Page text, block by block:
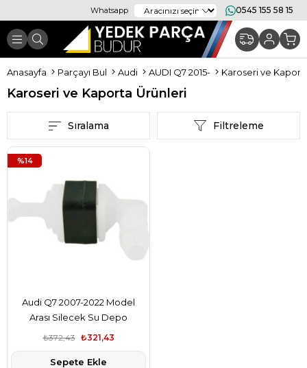
Whatsapp 0545 155 58 15
Anasayfa Parçayı Bul Audi AUDI Q7 2015- Karoseri ve
Karoseri ve Kaporta Ürünleri
Filtreleme
Sıralama
Audi Q7 2007-2022 Model
Arası Silecek Su Depo
Bağlantı Aparatı Orjinal
₺321,43
₺372,43
Sepete Ekle
%14